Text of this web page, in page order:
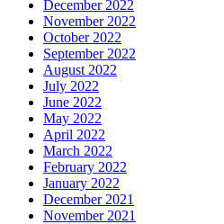
December 2022
November 2022
October 2022
September 2022
August 2022
July 2022
June 2022
May 2022
April 2022
March 2022
February 2022
January 2022
December 2021
November 2021